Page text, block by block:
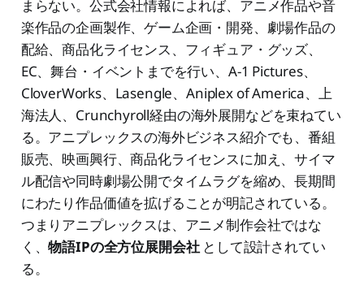
まらない。公式会社情報によれば、アニメ作品や音
楽作品の企画製作、ゲーム企画・開発、劇場作品の
配給、商品化ライセンス、フィギュア・グッズ、
EC、舞台・イベントまでを行い、A-1 Pictures、
CloverWorks、Lasengle、Aniplex of America、上
海法人、Crunchyroll経由の海外展開などを束ねてい
る。アニプレックスの海外ビジネス紹介でも、番組
販売、映画興行、商品化ライセンスに加え、サイマ
ル配信や同時劇場公開でタイムラグを縮め、長期間
にわたり作品価値を拡げることが明記されている。
つまりアニプレックスは、アニメ制作会社ではな
く、物語IPの全方位展開会社として設計されてい
る。